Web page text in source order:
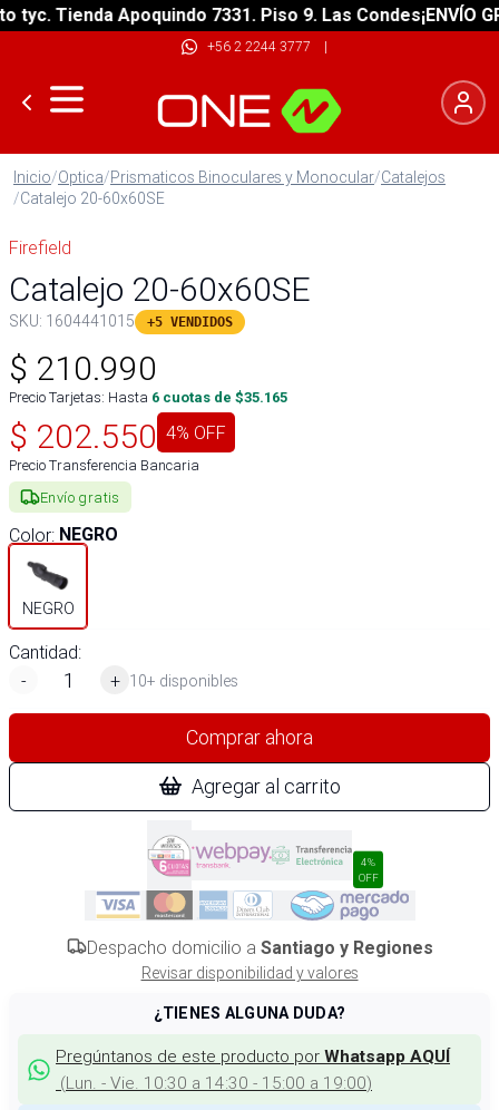
Tienda Apoquindo 7331. Piso 9. Las Condes¡ENVÍO
+56 2 2244 3777 |
Inicio/Optica/Prismaticos Binoculares y Monocular/Catalejos
/Catalejo 20-60x60SE
Firefield
Catalejo 20-60x60SE
SKU: 1604441015 +5 VENDIDOS
$ 210.990
Precio Tarjetas: Hasta 6 cuotas de $35.165
$ 202.550 4% OFF
Precio Transferencia Bancaria
Envío gratis
Color: NEGRO
NEGRO
Cantidad:
-
+ 10+ disponibles
Comprar ahora
Agregar al carrito
4%
OFF
Despacho domicilio a Santiago y Regiones
Revisar disponibilidad y valores
¿TIENES ALGUNA DUDA?
Pregúntanos de este producto por Whatsapp AQUÍ
(Lun. - Vie. 10:30 a 14:30 - 15:00 a 19:00)